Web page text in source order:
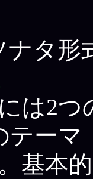
タ形
は2つ
テーマ
基本的